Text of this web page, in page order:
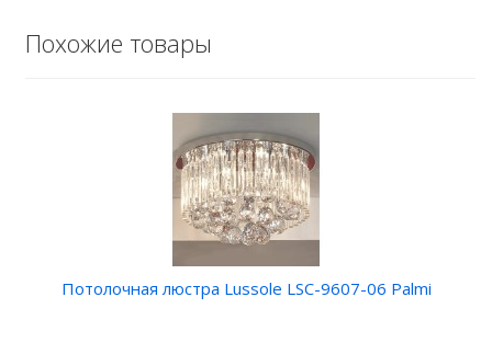
Похожие товары
Потолочная люстра Lussole LSC-9607-06 Palmi